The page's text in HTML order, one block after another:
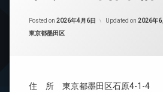
Posted on 2026年4月6日 Updated on 2026年6
カテゴリー:
東京都墨田区
住 所 東京都墨田区石原4-1-4